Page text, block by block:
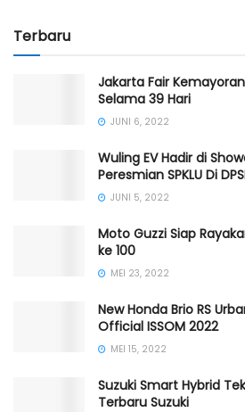
Terbaru
Jakarta Fair
Selama 39 Hari
JUNI 6, 2022
Wuling EV Hadir di
Peresmian SPKLU Di
JUNI 5, 2022
Moto Guzzi Siap
ke 100
MEI 23, 2022
New Honda Brio RS
Official ISSOM 2022
MEI 15, 2022
Suzuki Smart Hybrid
Terbaru Suzuki